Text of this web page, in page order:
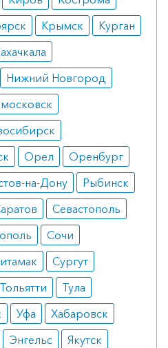
грудью;
сердечных
желудка.
с доставкой в
городе. Для этого Вы
на сайте или
800 301 52 86(бесплатно
РФ)
Крымск
Курган
Нижний Новгород
Орел
Оренбург
на-Дону
Рыбинск
Севастополь
Сочи
Сургут
Тольятти
Тула
Уфа
Хабаровск
Энгельс
Якутск